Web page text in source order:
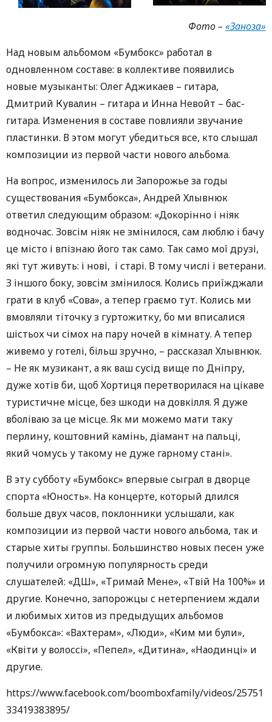
Фото – «Заноза»
Над новым альбомом «Бумбокс» работал в
одновленном составе: в коллективе появились
новые музыканты: Олег Аджикаев – гитара,
Дмитрий Кувалин – гитара и Инна Невойт – бас-
гитара. Изменения в составе повлияли звучание
пластинки. В этом могут убедиться все, кто слышал
композиции из первой части нового альбома.
На вопрос, изменилось ли Запорожье за годы
существования «Бумбокса», Андрей Хлывнюк
ответил следующим образом: «Докорінно і ніяк
водночас. Зовсім ніяк не змінилося, сам люблю і бачу
це місто і впізнаю його так само. Так само мої друзі,
які тут живуть: і нові, і старі. В тому числі і ветерани.
З іншого боку, зовсім змінилося. Колись приїжджали
грати в клуб «Сова», а тепер граємо тут. Колись ми
вмовляли тіточку з гуртожитку, бо ми вписалися
шістьох чи сімох на пару ночей в кімнату. А тепер
живемо у готелі, більш зручно, – рассказал Хлывнюк.
– Не як музикант, а як ваш сусід вище по Дніпру,
дуже хотів би, щоб Хортиця перетворилася на цікаве
туристичне місце, без шкоди на довкілля. Я дуже
вболіваю за це місце. Як ми можемо мати таку
перлину, коштовний камінь, діамант на пальці,
який чомусь у такому не дуже гарному стані».
В эту субботу «Бумбокс» впервые сыграл в дворце
спорта «Юность». На концерте, который длился
больше двух часов, поклонники услышали, как
композиции из первой части нового альбома, так и
старые хиты группы. Большинство новых песен уже
получили огромную популярность среди
слушателей: «ДШ», «Тримай Мене», «Твій На 100%» и
другие. Конечно, запорожцы с нетерпением ждали
и любимых хитов из предыдущих альбомов
«Бумбокса»: «Вахтерам», «Люди», «Ким ми були»,
«Квіти у волоссі», «Пепел», «Дитина», «Наодинці» и
другие.
https://www.facebook.com/boomboxfamily/videos/25751
33419383895/